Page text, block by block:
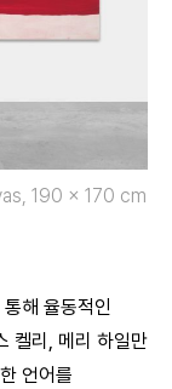
190 x 170 cm
해 율동적인
켈리, 메리 하일만
언어를